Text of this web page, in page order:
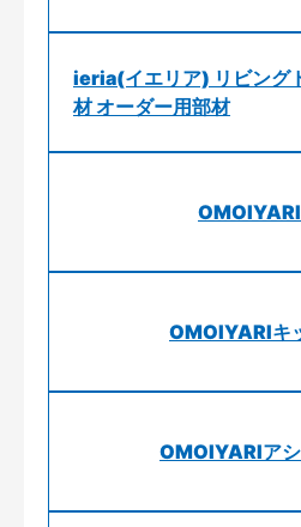
ieria(イエリア) リビング
材 オーダー用部材
OMOIYARIキ
OMOIYARIア